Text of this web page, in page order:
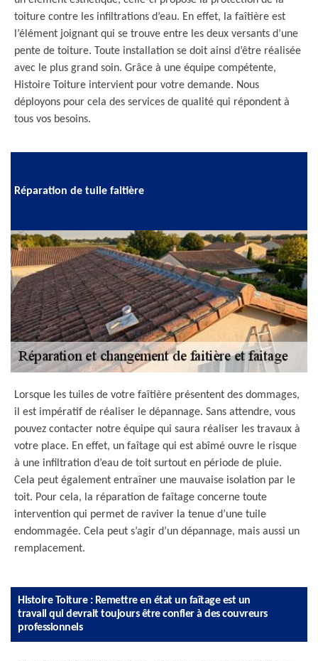
toiture contre les infiltrations d’eau. En effet, la faîtière est
l’élément joignant qui se trouve entre les deux versants d’une
pente de toiture. Toute installation se doit ainsi d’être réalisée
avec le plus grand soin. Grâce à une équipe compétente,
Histoire Toiture intervient pour votre demande. Nous
déployons pour cela des services de qualité qui répondent à
tous vos besoins.
Réparation de tuile faitière
Lorsque les tuiles de votre faîtière présentent des dommages,
il est impératif de réaliser le dépannage. Sans attendre, vous
pouvez contacter notre équipe qui saura réaliser les travaux à
votre place. En effet, un faîtage qui est abîmé ouvre le risque
à une infiltration d’eau de toit surtout en période de pluie.
Cela peut également entraîner une mauvaise isolation par le
toit. Pour cela, la réparation de faîtage concerne toute
intervention qui permet de raviver la tenue d’une tuile
endommagée. Cela peut s’agir d’un dépannage, mais aussi un
remplacement.
Histoire Toiture : Remettre en état un faîtage est un
travail qui devrait toujours être confier à des couvreurs
professionnels